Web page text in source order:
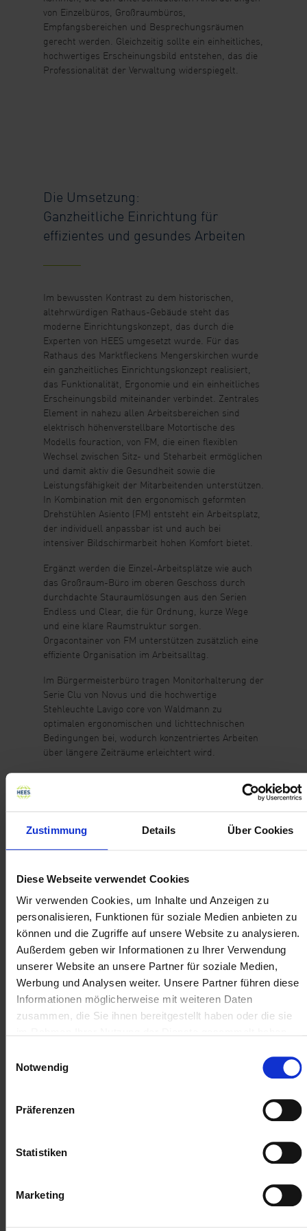
Zustimmung Details Über Cookies
Diese Webseite verwendet Cookies
Wir verwenden Cookies, um Inhalte und Anzeigen zu
personalisieren, Funktionen für soziale Medien anbieten zu
können und die Zugriffe auf unsere Website zu analysieren.
Außerdem geben wir Informationen zu Ihrer Verwendung
unserer Website an unsere Partner für soziale Medien,
Werbung und Analysen weiter. Unsere Partner führen diese
Informationen möglicherweise mit weiteren Daten
zusammen, die Sie ihnen bereitgestellt haben oder die sie
Notwendig
Präferenzen
Statistiken
Marketing
von Einzelbüros, Großraumbüros,
Empfangsbereichen und Besprechungsräumen
gerecht werden. Gleichzeitig sollte ein einheitliches,
hochwertiges Erscheinungsbild entstehen, das die
Professionalität der Verwaltung widerspiegelt.
Die Umsetzung:
Ganzheitliche Einrichtung für
effizientes und gesundes Arbeiten
Im bewussten Kontrast zu dem historischen,
altehrwürdigen Rathaus-Gebäude steht das
moderne Einrichtungskonzept, das durch die
Experten von HEES umgesetzt wurde. Für das
Rathaus des Marktfleckens Mengerskirchen wurde
ein ganzheitliches Einrichtungskonzept realisiert,
das Funktionalität, Ergonomie und ein einheitliches
Erscheinungsbild miteinander verbindet. Zentrales
Element in nahezu allen Arbeitsbereichen sind
elektrisch höhenverstellbare Motortische des
Modells fouraction, von FM, die einen flexiblen
Wechsel zwischen Sitz- und Steharbeit ermöglichen
und damit aktiv die Gesundheit sowie die
Leistungsfähigkeit der Mitarbeitenden unterstützen.
In Kombination mit den ergonomisch geformten
Drehstühlen Asiento (FM) entsteht ein Arbeitsplatz,
der individuell anpassbar ist und auch bei
intensiver Bildschirmarbeit hohen Komfort bietet.
Ergänzt werden die Einzel-Arbeitsplätze wie auch
das Großraum-Büro im oberen Geschoss durch
durchdachte Stauraumlösungen aus den Serien
Endless und Clear, die für Ordnung, kurze Wege
und eine klare Raumstruktur sorgen.
Orgacontainer von FM unterstützen zusätzlich eine
effiziente Organisation im Arbeitsalltag.
Im Bürgermeisterbüro tragen Monitorhalterung der
Serie Clu von Novus und die hochwertige
Stehleuchte Lavigo core von Waldmann zu
optimalen ergonomischen und lichttechnischen
Bedingungen bei, wodurch konzentriertes Arbeiten
über längere Zeiträume erleichtert wird.